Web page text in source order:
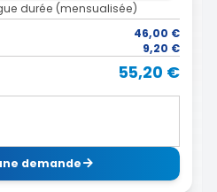
durée (mensualisée)
46,00 €
9,20 €
55,20 €
demande